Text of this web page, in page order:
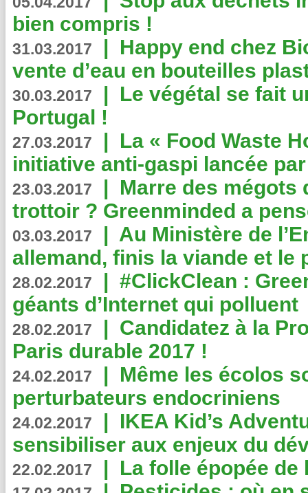
bien compris !
31.03.2017 | Happy end chez
vente d’eau en bouteilles
30.03.2017 | Le végétal se fait
Portugal !
27.03.2017 | La « Food Waste
initiative anti-gaspi lancée
23.03.2017 | Marre des mégots
trottoir ? Greenminded a
03.03.2017 | Au Ministère de
allemand, finis la viande et le
28.02.2017 | #ClickClean :
géants d’Internet qui polluent
28.02.2017 | Candidatez à la
Paris durable 2017 !
24.02.2017 | Même les écolos
perturbateurs endocriniens
24.02.2017 | IKEA Kid’s
sensibiliser aux enjeux du
22.02.2017 | La folle épopée de